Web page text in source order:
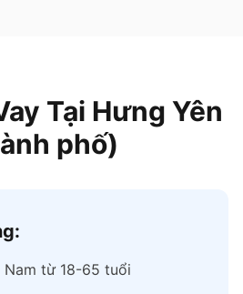
Tại Hưng Yên
phố)
Nam từ 18-65 tuổi